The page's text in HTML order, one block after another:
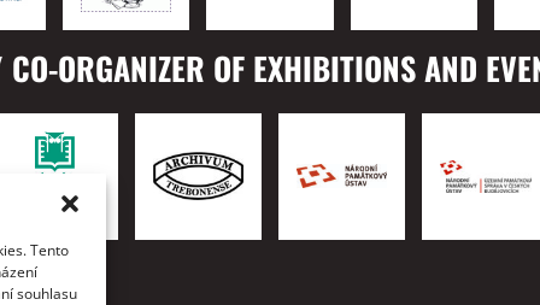
Tento
souhlasu
ORGANIZER OF EXHIBITIONS AND